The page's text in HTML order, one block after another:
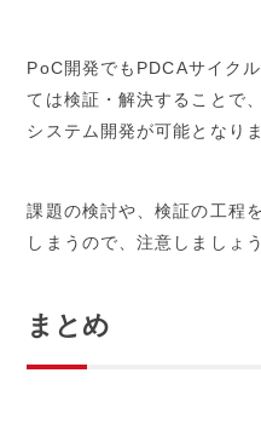
PoC開発でもPDCAサイク
ては検証・解決することで
システム開発が可能となりま
課題の検討や、検証の工程
しまうので、注意しましょう
まとめ